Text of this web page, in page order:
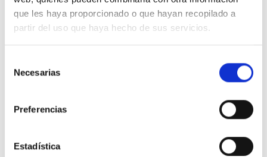
que les haya proporcionado o que hayan recopilado a
partir del uso que haya hecho de sus servicios.
Necesarias
Preferencias
Estadística
TRIETANOLAMINA 99% - (24128)